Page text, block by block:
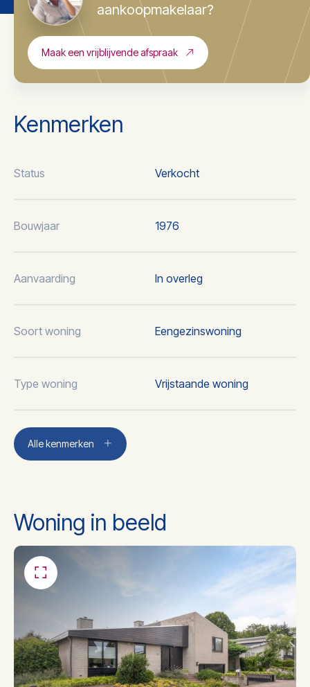
aankoopmakelaar?
Maak een vrijblijvende afspraak
Kenmerken
Status Verkocht
Bouwjaar 1976
Aanvaarding In overleg
Soort woning Eengezinswoning
Type woning Vrijstaande woning
Aantal kamers
Ligbad, toilet, douche,
wastafel
Isolatie
Dakisolatie, muurisolatie,
vloerisolatie, dubbel glas, hr
Alle kenmerken
Woning in beeld